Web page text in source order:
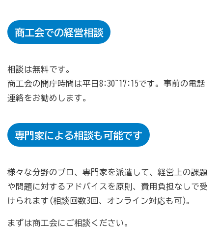
商工会での経営相談
相談は無料です。
商工会の開庁時間は平日8:30~17:15です。事前の電話
連絡をお勧めします。
専門家による相談も可能です
様々な分野のプロ、専門家を派遣して、経営上の課題
や問題に対するアドバイスを原則、費用負担なしで受
けられます(相談回数3回、オンライン対応も可)。
まずは商工会にご相談ください。
従業員の退職金共済制度
経営者の退職金制度（小規模企業共済）
止共済）
海外PL保険(国内補償は、ビジネス総合保険へ）
全国商工会連合会会員福祉共済「がん」重点補償
（商工会の業務災害保険）
海外での知財係争による経営リスクから皆様をお守りし
ます（海外知財訴訟費用保険制度）
事業活動のリスクを全て備えた保険（ビジネス総合保